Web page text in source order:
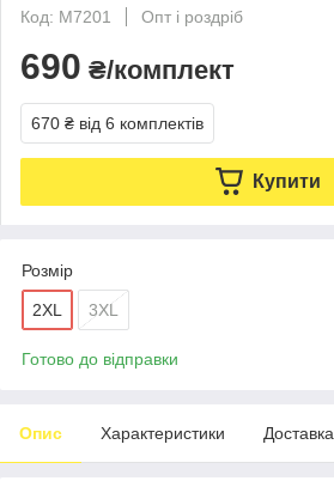
Код: M7201
Опт і роздріб
690 ₴/комплект
670 ₴ від 6 комплектів
Купити
Розмір
2XL 3XL
Готово до відправки
Опис Характеристики Доставка